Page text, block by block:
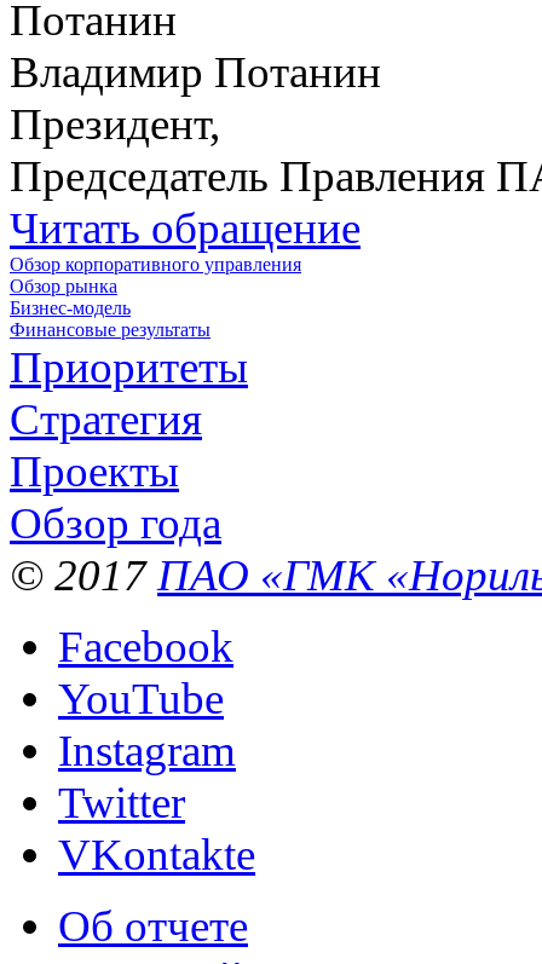
Владимир Потанин
Президент,
Председатель Правления
Читать обращение
Обзор корпоративного управления
Обзор рынка
Бизнес-модель
Финансовые результаты
Приоритеты
Стратегия
Проекты
Обзор года
© 2017 ПАО «ГМК
Facebook
YouTube
Instagram
Twitter
VKontakte
Об отчете